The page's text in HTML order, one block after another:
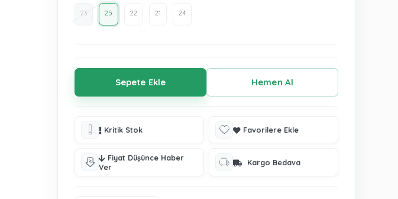
23 25 22 21 24
Kritik Stok Favorilere Ekle
Fiyat Düşünce Haber
Ver
Kargo Bedava